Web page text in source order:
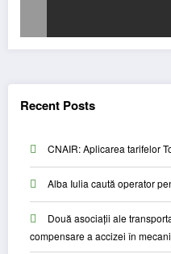
Recent Posts
CNAIR: Aplicarea tarifelor
Alba Iulia caută operator
Două asociații ale
compensare a accizei în